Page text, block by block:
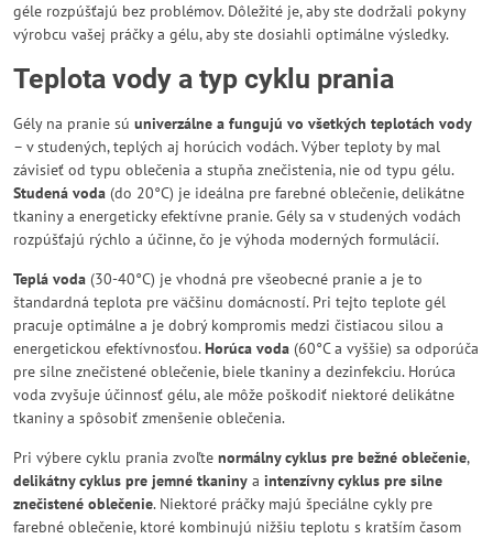
géle rozpúšťajú bez problémov. Dôležité je, aby ste dodržali pokyny
výrobcu vašej práčky a gélu, aby ste dosiahli optimálne výsledky.
Teplota vody a typ cyklu prania
Gély na pranie sú univerzálne a fungujú vo všetkých teplotách vody
– v studených, teplých aj horúcich vodách. Výber teploty by mal
závisieť od typu oblečenia a stupňa znečistenia, nie od typu gélu.
Studená voda (do 20°C) je ideálna pre farebné oblečenie, delikátne
tkaniny a energeticky efektívne pranie. Gély sa v studených vodách
rozpúšťajú rýchlo a účinne, čo je výhoda moderných formulácií.
Teplá voda (30-40°C) je vhodná pre všeobecné pranie a je to
štandardná teplota pre väčšinu domácností. Pri tejto teplote gél
pracuje optimálne a je dobrý kompromis medzi čistiacou silou a
energetickou efektívnosťou.Horúca voda (60°C a vyššie) sa odporúča
pre silne znečistené oblečenie, biele tkaniny a dezinfekciu. Horúca
voda zvyšuje účinnosť gélu, ale môže poškodiť niektoré delikátne
tkaniny a spôsobiť zmenšenie oblečenia.
Pri výbere cyklu prania zvoľte normálny cyklus pre bežné oblečenie,
delikátny cyklus pre jemné tkaniny a intenzívny cyklus pre silne
znečistené oblečenie. Niektoré práčky majú špeciálne cykly pre
farebné oblečenie, ktoré kombinujú nižšiu teplotu s kratším časom